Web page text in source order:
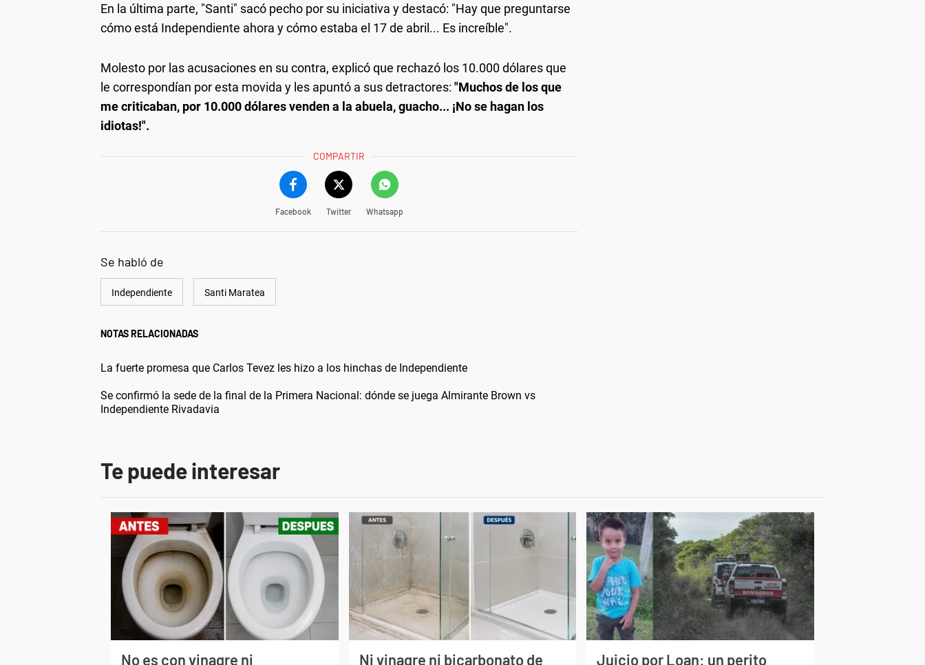
En la última parte, "Santi" sacó pecho por su iniciativa y destacó: "Hay que preguntarse
cómo está Independiente ahora y cómo estaba el 17 de abril... Es increíble".
Molesto por las acusaciones en su contra, explicó que rechazó los 10.000 dólares que
le correspondían por esta movida y les apuntó a sus detractores: "Muchos de los que
me criticaban, por 10.000 dólares venden a la abuela, guacho... ¡No se hagan los
idiotas!".
COMPARTIR
Facebook Twitter Whatsapp
Se habló de
Independiente Santi Maratea
NOTAS RELACIONADAS
La fuerte promesa que Carlos Tevez les hizo a los hinchas de Independiente
Se confirmó la sede de la final de la Primera Nacional: dónde se juega Almirante Brown vs
Independiente Rivadavia
Te puede interesar
No es con vinagre ni Ni vinagre ni bicarbonato de Juicio por Loan: un perito